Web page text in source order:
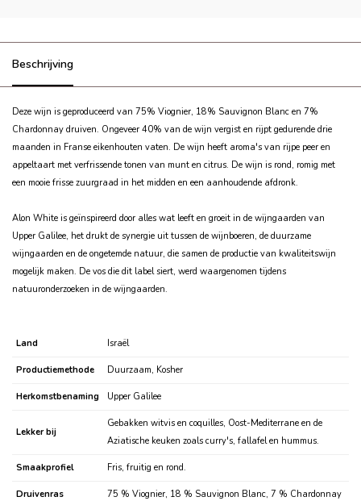
Beschrijving
Deze wijn is geproduceerd van 75% Viognier, 18% Sauvignon Blanc en 7%
Chardonnay druiven. Ongeveer 40% van de wijn vergist en rijpt gedurende drie
maanden in Franse eikenhouten vaten. De wijn heeft aroma's van rijpe peer en
appeltaart met verfrissende tonen van munt en citrus. De wijn is rond, romig met
een mooie frisse zuurgraad in het midden en een aanhoudende afdronk.
Alon White is geïnspireerd door alles wat leeft en groeit in de wijngaarden van
Upper Galilee, het drukt de synergie uit tussen de wijnboeren, de duurzame
wijngaarden en de ongetemde natuur, die samen de productie van kwaliteitswijn
mogelijk maken. De vos die dit label siert, werd waargenomen tijdens
natuuronderzoeken in de wijngaarden.
Land Israël
Productiemethode Duurzaam, Kosher
Herkomstbenaming Upper Galilee
Lekker bij
Gebakken witvis en coquilles, Oost-Mediterrane en de
Aziatische keuken zoals curry's, fallafel en hummus.
Smaakprofiel Fris, fruitig en rond.
Druivenras 75 % Viognier, 18 % Sauvignon Blanc, 7 % Chardonnay